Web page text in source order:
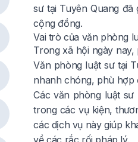
sư tại Tuyên Quang
cộng đồng.
Vai trò của văn phòng
Trong xã hội ngày
Văn phòng luật sư tại
nhanh chóng, phù hợp
Các văn phòng luật
trong các vụ kiện,
các dịch vụ này giúp
về các rắc rối pháp lý.